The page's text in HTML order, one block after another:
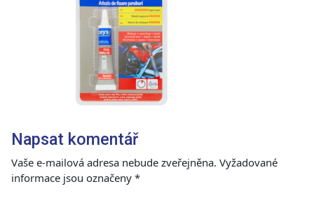
Napsat komentář
Vaše e-mailová adresa nebude zveřejněna. Vyžadované
informace jsou označeny *